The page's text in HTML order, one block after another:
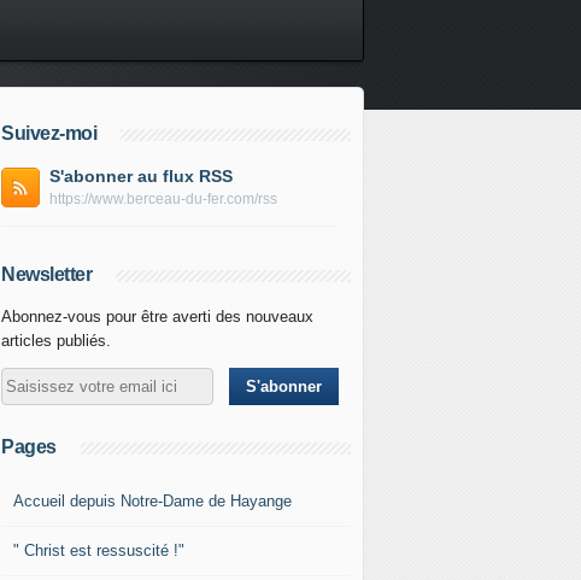
Suivez-moi
S'abonner au flux RSS
https://www.berceau-du-fer.com/rss
Newsletter
Abonnez-vous pour être averti des nouveaux
articles publiés.
Pages
Accueil depuis Notre-Dame de Hayange
" Christ est ressuscité !"